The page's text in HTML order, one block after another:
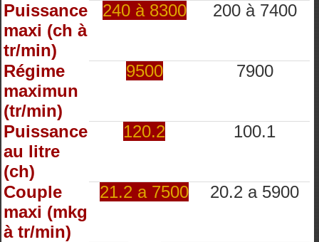
Puissance
maxi (ch à
tr/min)
240 à 8300 200 à 7400
Régime
maximun
(tr/min)
9500 7900
Puissance
au litre
(ch)
120.2 100.1
Couple
maxi (mkg
à tr/min)
21.2 a 7500 20.2 a 5900